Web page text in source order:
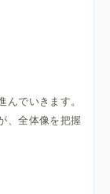
でいきます。
、全体像を把握